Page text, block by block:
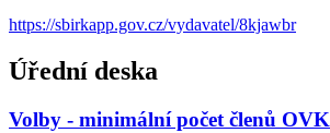
https://sbirkapp.gov.cz/vydavatel/8kjawbr
Úřední deska
Volby - minimální počet členů OVK